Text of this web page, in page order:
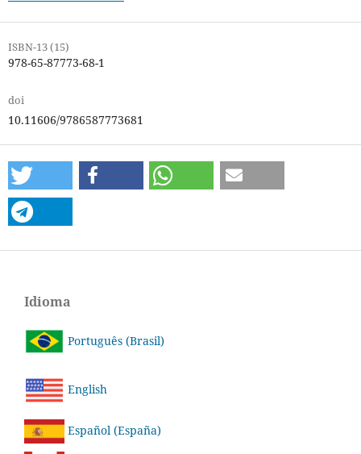
ISBN-13 (15)
978-65-87773-68-1
doi
10.11606/9786587773681
Idioma
Português (Brasil)
English
Español (España)